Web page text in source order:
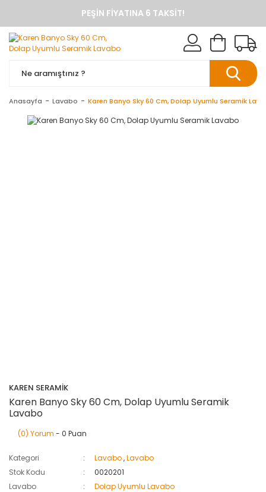
PEŞIN FIYATINA 6 TAKSIT!
ANINDA %10 HAVALE İNDIRIMI
TÜM ÜRÜNLERDE KARGO BEDAVA
KAREN BANYO RESMI ALIŞVERIŞ SITESI
BANYO DOLAPLARINDA ANINDA %10 HAVALE INDIRIMI
Anasayfa Lavabo Karen Banyo Sky 60 Cm, Dolap Uyumlu Seramik
KAREN SERAMİK
Karen Banyo Sky 60 Cm, Dolap Uyumlu Seramik
Lavabo
(0) Yorum - 0 Puan
Kategori Lavabo,Lavabo
Stok Kodu
0020201
Lavabo
Dolap Uyumlu Lavabo